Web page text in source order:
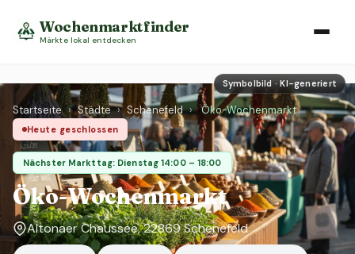
Wochenmarktfinder
Märkte lokal entdecken
Symbolbild · KI-generiert
Startseite › Städte › Schenefeld › Öko-Wochenmarkt
Heute geschlossen
Nächster Markttag: Dienstag 14:00 – 18:00
Öko-Wochenmarkt
Altonaer Chaussee, 22869 Schenefeld